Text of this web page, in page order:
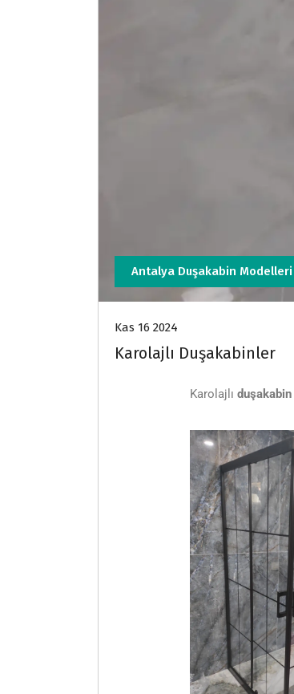
Antalya Duşakabin Modelleri
Kas 16 2024
Karolajlı Duşakabinler
Karolajlı duşakabin